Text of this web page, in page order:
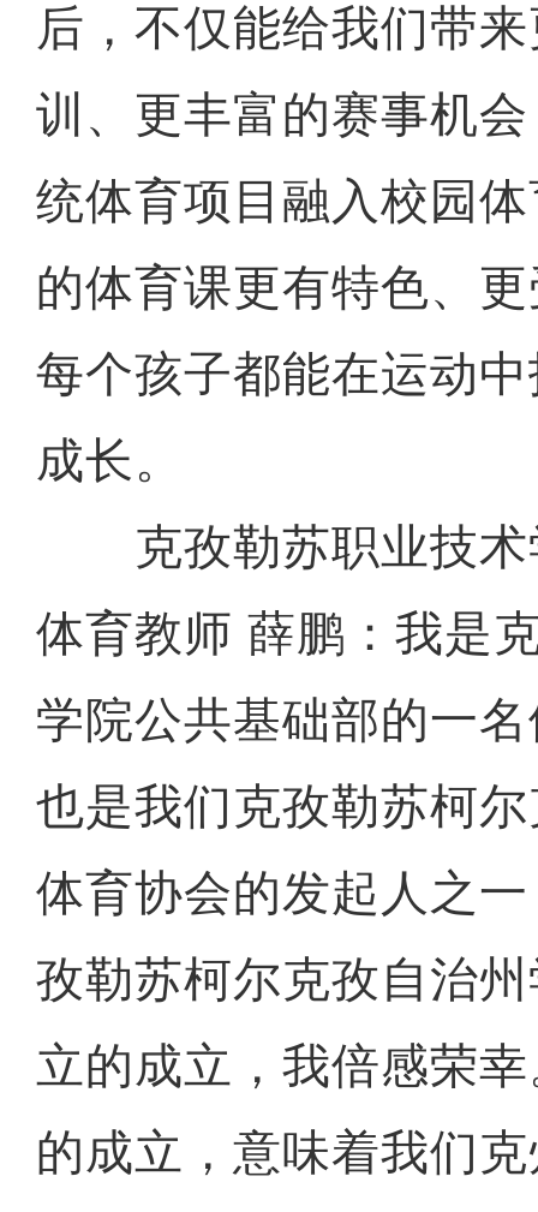
后，不仅能给我们带
训、更丰富的赛事机
统体育项目融入校园
的体育课更有特色、
每个孩子都能在运动
成长。
克孜勒苏职业技术
体育教师 薛鹏：我是
学院公共基础部的一
也是我们克孜勒苏柯
体育协会的发起人之
孜勒苏柯尔克孜自治
立的成立，我倍感荣
的成立，意味着我们